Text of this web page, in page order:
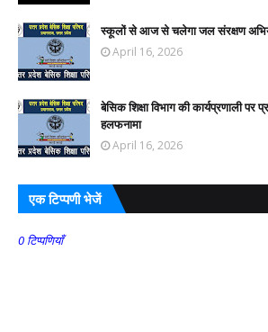
स्कूलों से आज से चलेगा जल संरक्षण
April 16, 2026
बेसिक शिक्षा विभाग की कार्यप्रणाली पर
हलफनामा
April 16, 2026
एक टिप्पणी भेजें
0 टिप्पणियाँ